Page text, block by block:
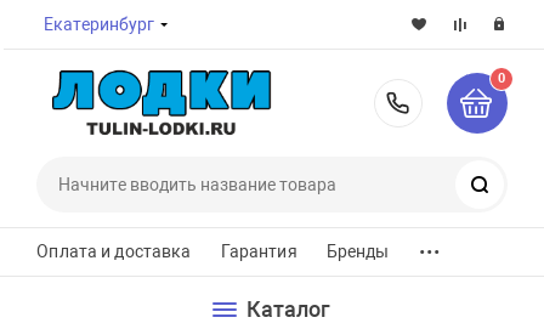
Екатеринбург
8-800-
0
Оплата и доставка Гарантия Бренды ...
Каталог